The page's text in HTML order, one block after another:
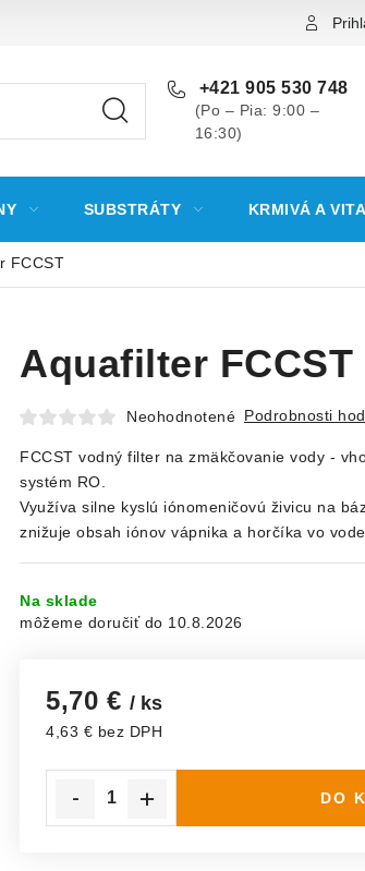
+421 905 530 748
(Po – Pia: 9:00 –
16:30)
SUBSTRÁTY KRMIVÁ A
FCCST
Aquafilter FCCST
Neohodnotené Podrobnosti
FCCST vodný filter na zmäkčovanie vody -
systém RO.
Využíva silne kyslú iónomeničovú živicu na
znižuje obsah iónov vápnika a horčíka vo
Na sklade
10.8.2026
5,70 € / ks
4,63 € bez DPH
DO